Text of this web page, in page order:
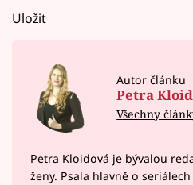
Uložit
Autor článku
Petra
Všechny
Petra Kloidová je bývalou
ženy. Psala hlavně o